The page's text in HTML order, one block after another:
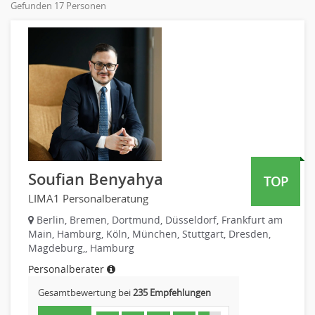
Online-Marketing
PR, Unternehmenskommunikation
Produktmanagement
Strategisches Marketing
Vertriebsmarketing
Human Resources
Personal Leitung, Teamleitung
rec2rec
Recruiting, Personalmarketing
Referent
Anwaltschaft
Justiziariat, Rechtsabteilung
Notar-, Justizfachangestellter, Anwaltsfachgehilfe
Notariat
Richter, Justizbeamte
Analyst
Pharmaindustrie
Telekommunikation
Textilien & Bekleidung
Transport & Logistik
Unternehmensberatung
Naturwissenschaften & Forschung
Gefunden 17 Personen
TOP
Soufian Benyahya
LIMA1 Personalberatung
Berlin, Bremen, Dortmund, Düsseldorf, Frankfurt am
Main, Hamburg, Köln, München, Stuttgart, Dresden,
Magdeburg,, Hamburg
Personalberater
Gesamtbewertung bei235 Empfehlungen